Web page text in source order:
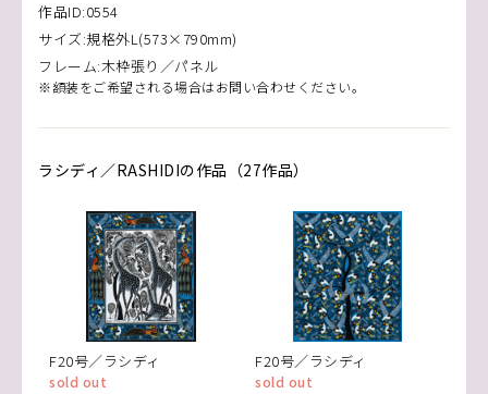
作品ID:0554
サイズ:規格外L(573×790mm)
フレーム:木枠張り／パネル
※額装をご希望される場合はお問い合わせください。
ラシディ／RASHIDIの作品（27作品）
F20号／ラシディ
sold out
F20号／ラシディ
sold out